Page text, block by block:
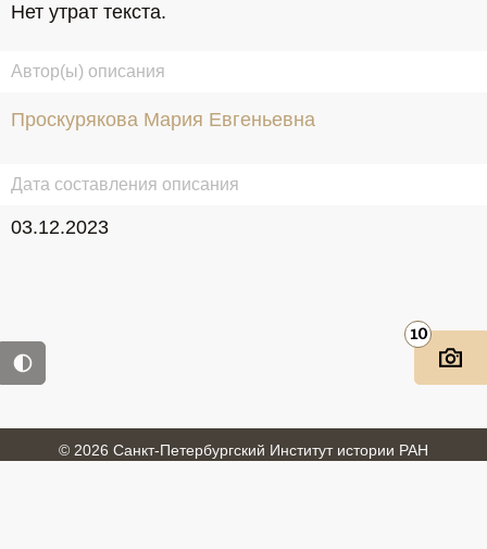
Нет утрат текста.
Автор(ы) описания
Проскурякова Мария Евгеньевна
Дата составления описания
03.12.2023
10
© 2026 Санкт-Петербургский Институт истории РАН